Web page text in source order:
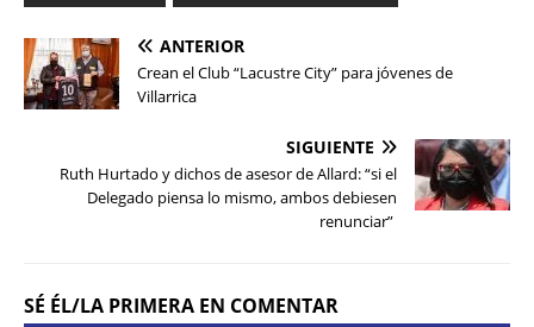
ANTERIOR
Crean el Club “Lacustre City” para jóvenes de
Villarrica
SIGUIENTE
Ruth Hurtado y dichos de asesor de Allard: “si el
Delegado piensa lo mismo, ambos debiesen
renunciar”
SÉ ÉL/LA PRIMERA EN COMENTAR